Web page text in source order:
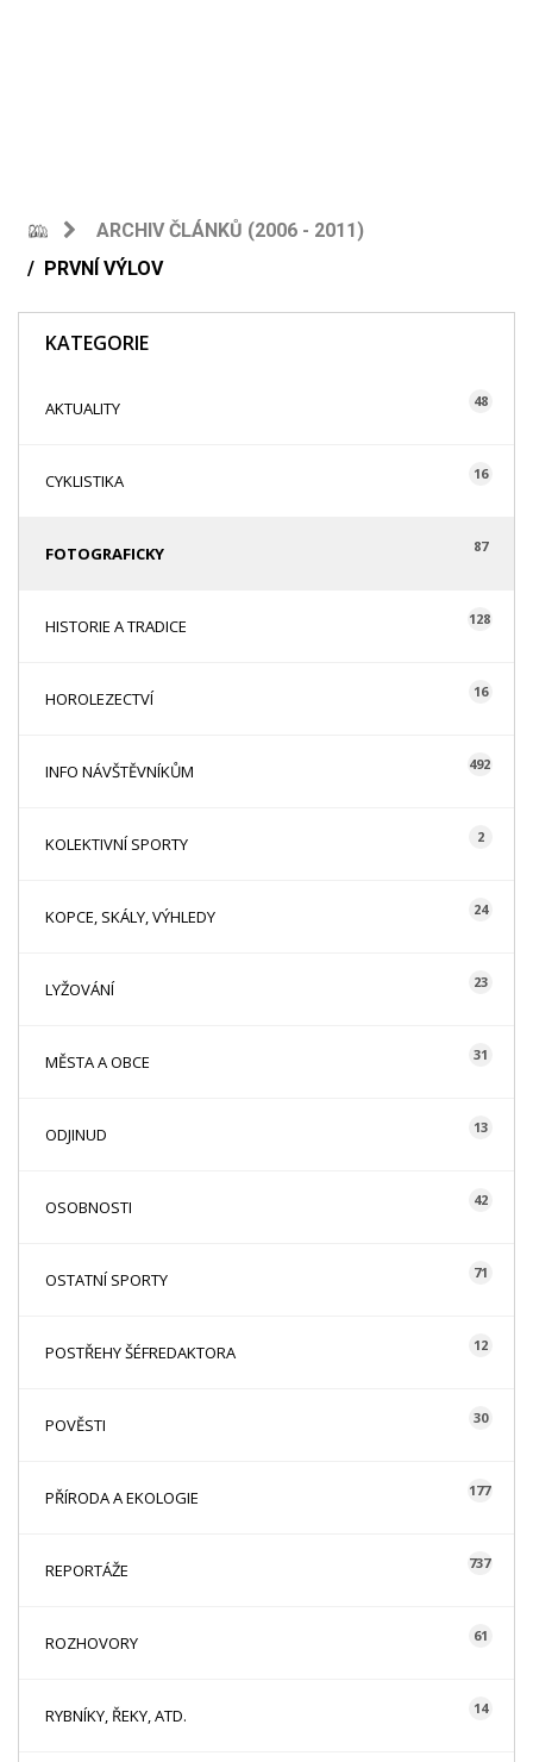
ARCHIV ČLÁNKŮ (2006 - 2011)
PRVNÍ VÝLOV
KATEGORIE
AKTUALITY 48
CYKLISTIKA 16
FOTOGRAFICKY 87
HISTORIE A TRADICE 128
HOROLEZECTVÍ 16
INFO NÁVŠTĚVNÍKŮM 492
KOLEKTIVNÍ SPORTY 2
KOPCE, SKÁLY, VÝHLEDY 24
LYŽOVÁNÍ 23
MĚSTA A OBCE 31
ODJINUD 13
OSOBNOSTI 42
OSTATNÍ SPORTY 71
POSTŘEHY ŠÉFREDAKTORA 12
POVĚSTI 30
PŘÍRODA A EKOLOGIE 177
REPORTÁŽE 737
ROZHOVORY 61
RYBNÍKY, ŘEKY, ATD. 14